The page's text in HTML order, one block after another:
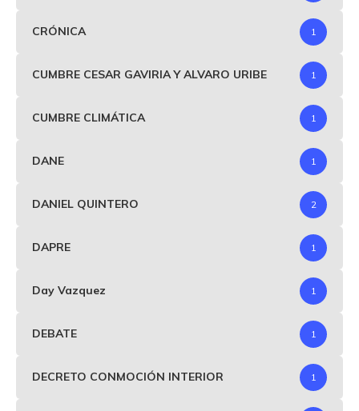
CRÓNICA 1
CUMBRE CESAR GAVIRIA Y ALVARO URIBE 1
CUMBRE CLIMÁTICA 1
DANE 1
DANIEL QUINTERO 2
DAPRE 1
Day Vazquez 1
DEBATE 1
DECRETO CONMOCIÓN INTERIOR 1